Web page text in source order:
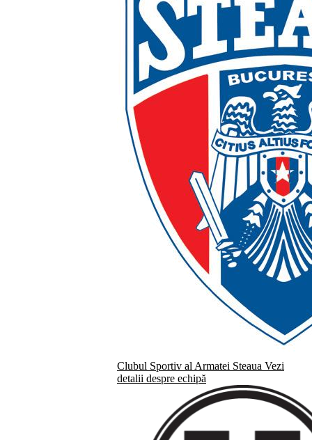
Clubul Sportiv al Armatei Steaua Vezi
detalii despre echipă